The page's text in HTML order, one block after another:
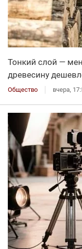
Тонкий слой —
древесину
Общество вчера,